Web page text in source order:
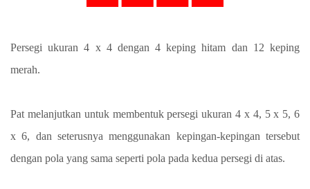
Persegi ukuran 4 x 4 dengan 4 keping hitam dan 12 keping
merah.
Pat melanjutkan untuk membentuk persegi ukuran 4 x 4, 5 x 5, 6
x 6, dan seterusnya menggunakan kepingan-kepingan tersebut
dengan pola yang sama seperti pola pada kedua persegi di atas.